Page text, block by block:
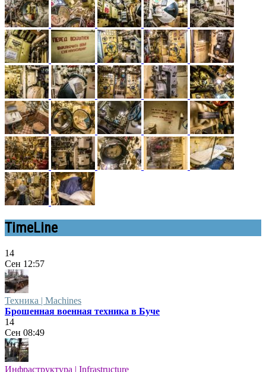
TimeLine
14
Сен 12:57
Техника | Machines
Брошенная военная техника в Буче
14
Сен 08:49
Инфраструктура | Infrastructure